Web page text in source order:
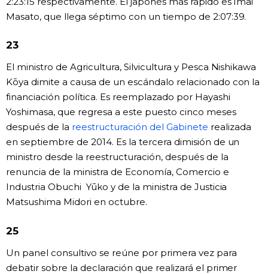
Masato, que llega séptimo con un tiempo de 2:07:39.
23
El ministro de Agricultura, Silvicultura y Pesca Nishikawa
Kōya dimite a causa de un escándalo relacionado con la
financiación política. Es reemplazado por Hayashi
Yoshimasa, que regresa a este puesto cinco meses
después de la reestructuración del Gabinete realizada
en septiembre de 2014. Es la tercera dimisión de un
ministro desde la reestructuración, después de la
renuncia de la ministra de Economía, Comercio e
Industria Obuchi Yūko y de la ministra de Justicia
Matsushima Midori en octubre.
25
Un panel consultivo se reúne por primera vez para
debatir sobre la declaración que realizará el primer